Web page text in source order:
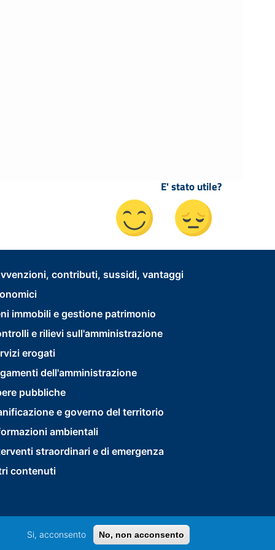
E' stato utile?
contributi, sussidi, vantaggi
immobili e gestione patrimonio
e rilievi sull'amministrazione
erogati
dell'amministrazione
pubbliche
e governo del territorio
ambientali
straordinari e di emergenza
contenuti
Si, acconsento No, non acconsento